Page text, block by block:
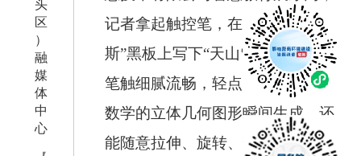
头
区
）
融
媒
体
中
心
记者拿起触控笔，在“AWS奥维
斯”黑板上写下“天山雪松”四个字，
笔触细腻流畅，轻点工具栏，小学
数学的立体几何图形瞬间生成，还
能随意拉伸、旋转、剖切，完美适